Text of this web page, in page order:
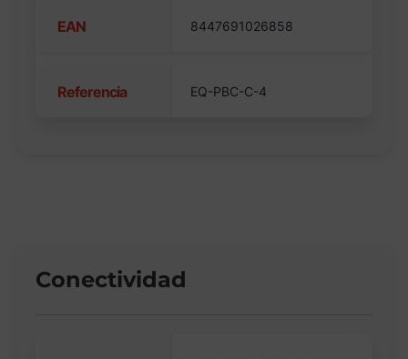
EAN 8447691026858
Referencia EQ-PBC-C-4
Conectividad